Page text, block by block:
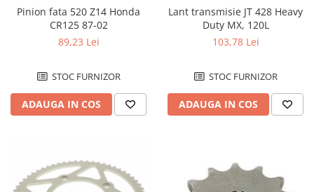
Pinion fata 520 Z14 Honda
CR125 87-02
89,23 Lei
STOC FURNIZOR
ADAUGA IN COS
Lant transmisie JT 428 Heavy
Duty MX, 120L
103,78 Lei
STOC FURNIZOR
ADAUGA IN COS